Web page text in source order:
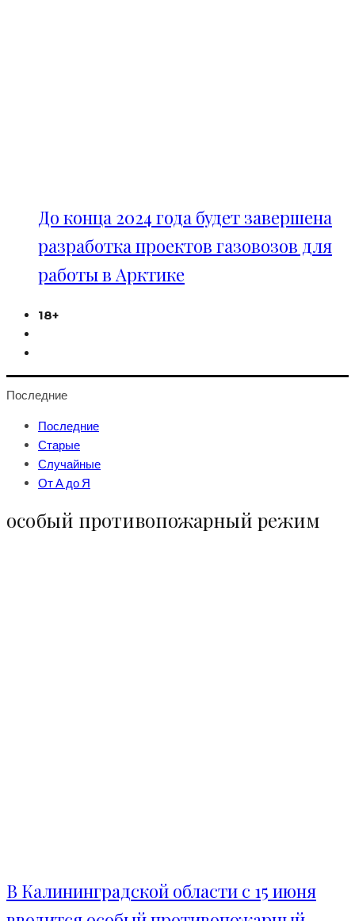
До конца 2024 года будет завершена
разработка проектов газовозов для
работы в Арктике
18+
Последние
Последние
Старые
Случайные
От А до Я
особый противопожарный режим
В Калининградской области с 15 июня